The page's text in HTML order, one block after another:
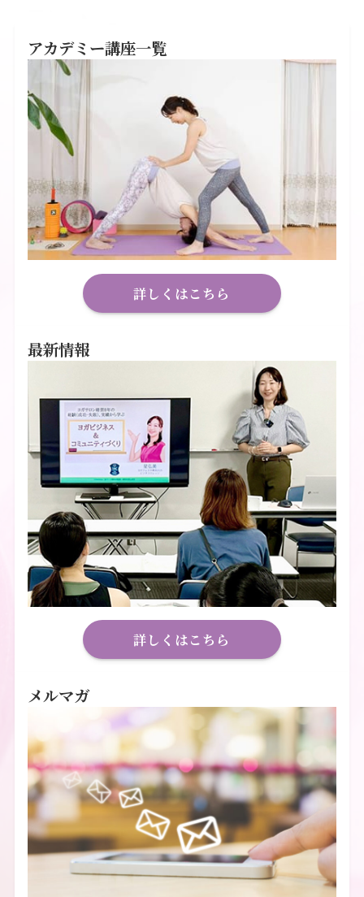
アカデミー講座一覧
詳しくはこちら
最新情報
詳しくはこちら
メルマガ